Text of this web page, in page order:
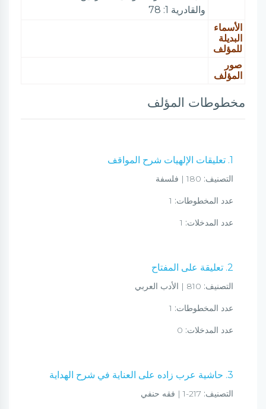
والقادرية 1: 78
الأسماء
البديلة
للمؤلف
صور
المؤلف
مخطوطات المؤلف
1. تعليقات الإلهيات شرح المواقف
التصنيف:
عدد المخطوطات:
عدد المدخلات:
2. تعليقة على المفتاح
التصنيف:
عدد المخطوطات:
عدد المدخلات:
3. حاشية عرب زاده على العناية في شرح الهداية
التصنيف: